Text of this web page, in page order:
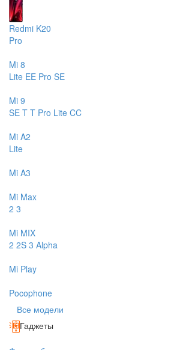
Redmi K20
Pro
Mi 8
Lite EE Pro SE
Mi 9
SE T T Pro Lite CC
Mi A2
Lite
Mi A3
Mi Max
2 3
Mi MIX
2 2S 3 Alpha
Mi Play
Pocophone
Все модели
Гаджеты